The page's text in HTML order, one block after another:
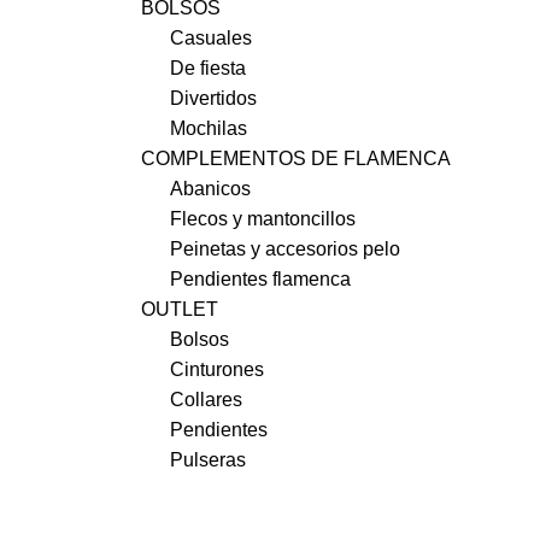
BOLSOS
Casuales
De fiesta
Divertidos
Mochilas
COMPLEMENTOS DE FLAMENCA
Abanicos
Flecos y mantoncillos
Peinetas y accesorios pelo
Pendientes flamenca
OUTLET
Bolsos
Cinturones
Collares
Pendientes
Pulseras